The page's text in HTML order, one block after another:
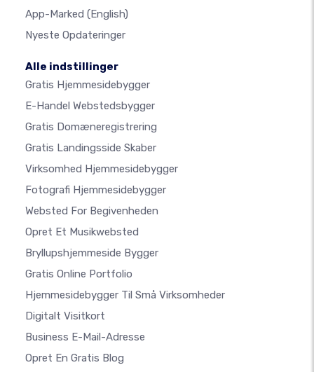
App-Marked (English)
Nyeste Opdateringer
Alle indstillinger
Gratis Hjemmesidebygger
E-Handel Webstedsbygger
Gratis Domæneregistrering
Gratis Landingsside Skaber
Virksomhed Hjemmesidebygger
Fotografi Hjemmesidebygger
Websted For Begivenheden
Opret Et Musikwebsted
Bryllupshjemmeside Bygger
Gratis Online Portfolio
Hjemmesidebygger Til Små Virksomheder
Digitalt Visitkort
Business E-Mail-Adresse
Opret En Gratis Blog